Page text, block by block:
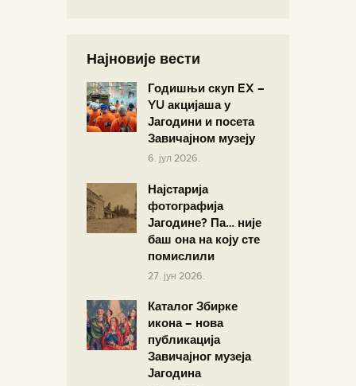
Најновије вести
Годишњи скуп EX –
YU акцијаша у
Јагодини и посета
Завичајном музеју
6. јул 2026.
Најстарија
фотографија
Јагодине? Па… није
баш она на коју сте
помислили
27. јун 2026.
Каталог Збирке
икона – нова
публикација
Завичајног музеја
Јагодина